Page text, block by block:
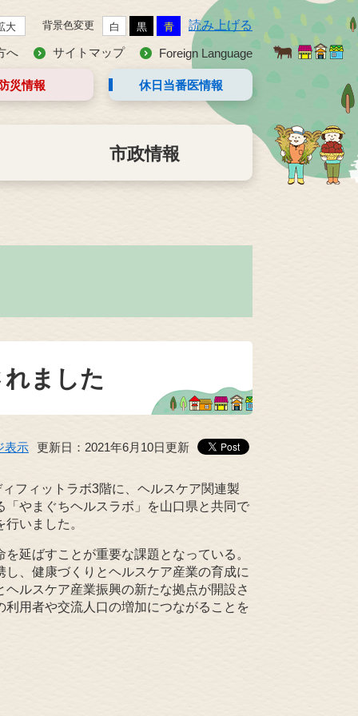
大 背景色変更 白 黒 青 読み上げる
へ サイトマップ Foreign Language
災情報 休日当番医情報
市政情報
ました
表示 更新日：2021年6月10日更新
フィットラボ3階に、ヘルスケア関連製
やまぐちヘルスラボ」を山口県と共同で
いました。
延ばすことが重要な課題となっている。
、健康づくりとヘルスケア産業の育成に
ルスケア産業振興の新たな拠点が開設さ
用者や交流人口の増加につながることを